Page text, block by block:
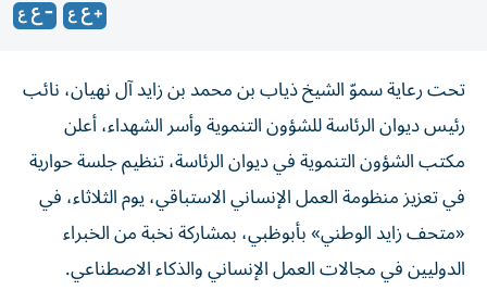
تحت رعاية سموّ الشيخ ذياب بن محمد بن زايد آل نهيان، نائب
رئيس ديوان الرئاسة للشؤون التنموية وأسر الشهداء، أعلن
مكتب الشؤون التنموية في ديوان الرئاسة، تنظيم جلسة حوارية
في تعزيز منظومة العمل الإنساني الاستباقي، يوم الثلاثاء، في
«متحف زايد الوطني» بأبوظبي، بمشاركة نخبة من الخبراء
الدوليين في مجالات العمل الإنساني والذكاء الاصطناعي.